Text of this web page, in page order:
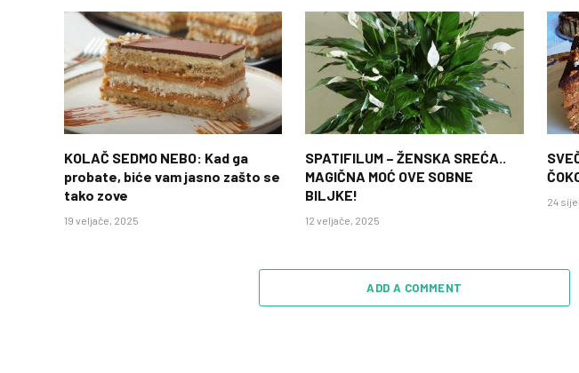
KOLAČ SEDMO NEBO: Kad ga
probate, biće vam jasno zašto se
tako zove
19 veljače, 2025
SPATIFILUM – ŽENSKA SREĆA..
MAGIČNA MOĆ OVE SOBNE
BILJKE!
12 veljače, 2025
24
ADD A COMMENT